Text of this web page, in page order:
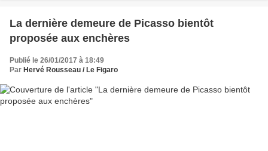
La dernière demeure de Picasso bientôt
proposée aux enchères
Publié le 26/01/2017 à 18:49
Par Hervé Rousseau / Le Figaro